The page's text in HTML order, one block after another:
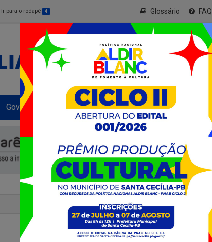
Ir para o rodapé 4 Glossário FAQ
Governo Municipal Informe-se + Transparência